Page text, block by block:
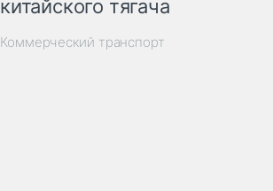
китайского тягача
Коммерческий транспорт